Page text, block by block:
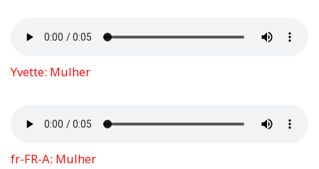
Yvette: Mulher
fr-FR-A: Mulher